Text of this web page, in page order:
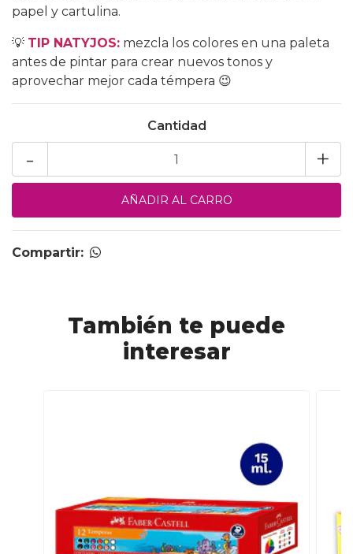
papel y cartulina.
💡 TIP NATYJOS: mezcla los colores en una paleta
antes de pintar para crear nuevos tonos y
aprovechar mejor cada témpera 😉
Cantidad
+
-
Compartir:
También te puede
interesar